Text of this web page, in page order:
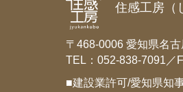
住感工房（
〒468-0006 愛知県名
TEL：052-838-7091／
■建設業許可/愛知県知